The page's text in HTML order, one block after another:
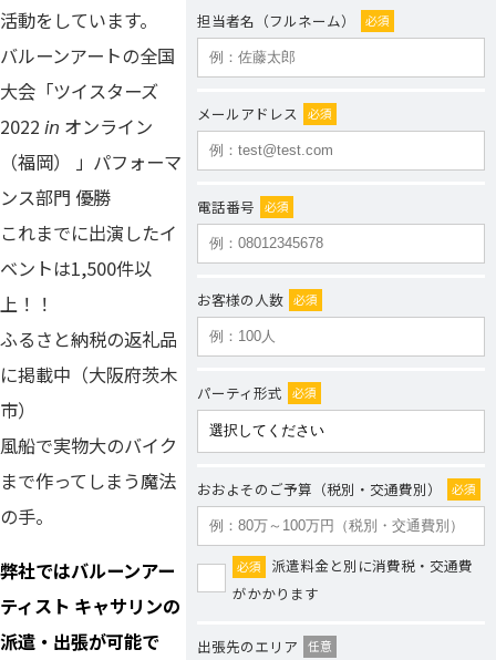
活動をしています。
バルーンアートの全国
大会「ツイスターズ
2022 𝘪𝘯 オンライン
（福岡） 」パフォーマ
ンス部門 優勝
これまでに出演したイ
ベントは1,500件以
上！！
ふるさと納税の返礼品
に掲載中（大阪府茨木
市）
風船で実物大のバイク
まで作ってしまう魔法
の手。
弊社ではバルーンアー
ティスト キャサリンの
派遣・出張が可能で
担当者名（フルネーム） 必須
メールアドレス 必須
電話番号 必須
お客様の人数 必須
パーティ形式 必須
おおよそのご予算（税別・交通費別） 必須
必須
派遣料金と別に消費税・交通費
がかかります
出張先のエリア 任意